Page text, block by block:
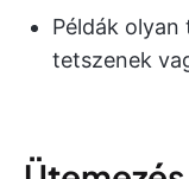
Példák olyan
tetszenek